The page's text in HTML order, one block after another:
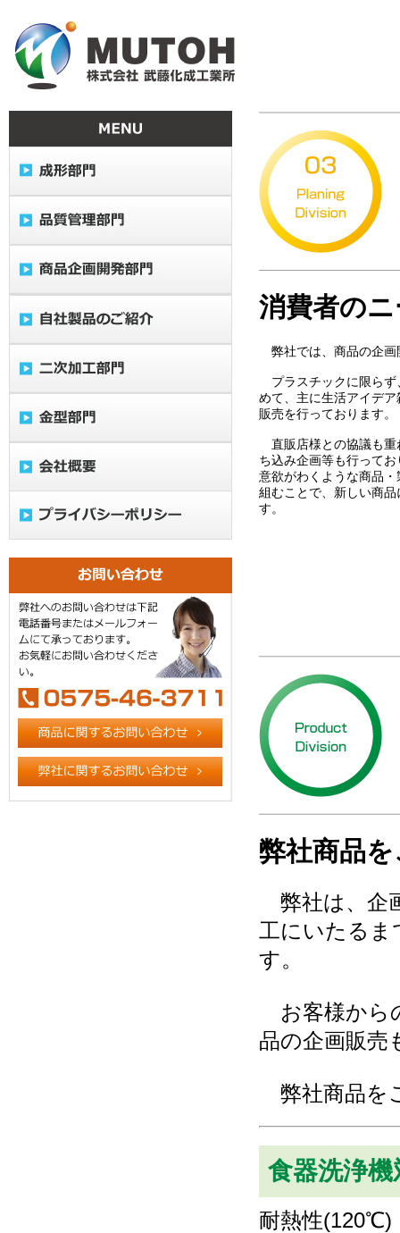
消費者の
弊社では、商品の企画
プラスチックに限らず
めて、主に生活アイデ
販売を行っております。
直販店様との協議も重
ち込み企画等も行って
意欲がわくような商品
組むことで、新しい商
す。
弊社商品
弊社は、企
工にいたるま
す。
お客様から
品の企画販売
弊社商品を
食器洗浄
耐熱性(120℃)